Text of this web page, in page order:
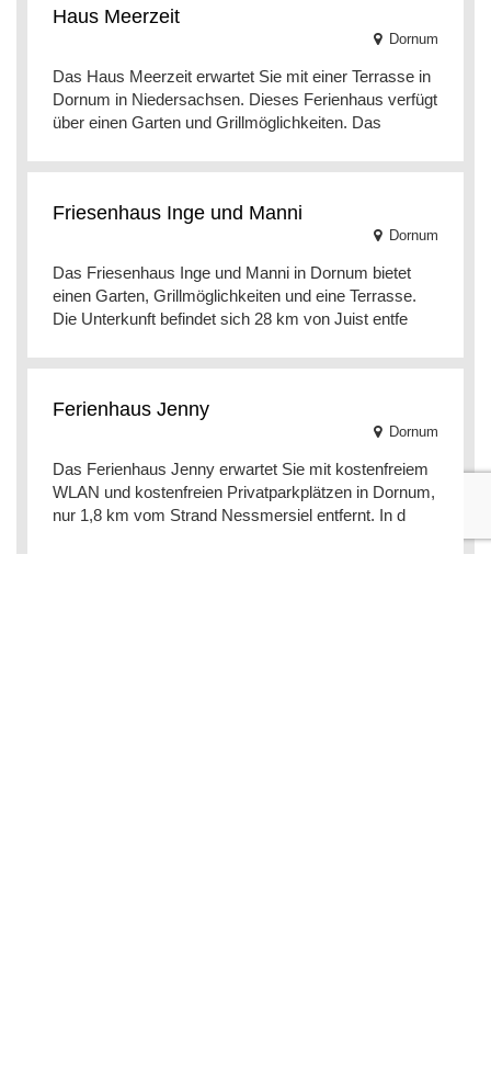
Haus Meerzeit
Dornum
Das Haus Meerzeit erwartet Sie mit einer Terrasse in
Dornum in Niedersachsen. Dieses Ferienhaus verfügt
über einen Garten und Grillmöglichkeiten. Das
Friesenhaus Inge und Manni
Dornum
Das Friesenhaus Inge und Manni in Dornum bietet
einen Garten, Grillmöglichkeiten und eine Terrasse.
Die Unterkunft befindet sich 28 km von Juist entfe
Ferienhaus Jenny
Dornum
Das Ferienhaus Jenny erwartet Sie mit kostenfreiem
WLAN und kostenfreien Privatparkplätzen in Dornum,
nur 1,8 km vom Strand Nessmersiel entfernt. In d